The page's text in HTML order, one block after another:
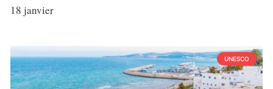
18 janvier
UNESCO